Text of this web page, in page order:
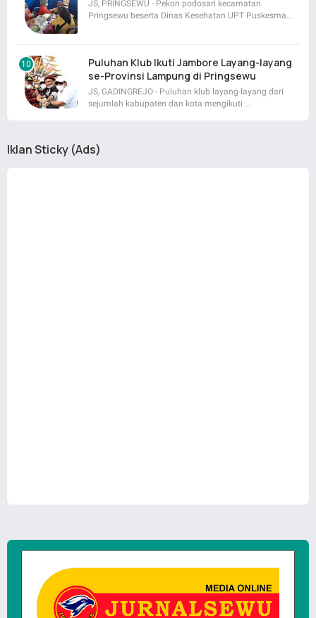
JS, PRINGSEWU - Pekon podosari kecamatan
Pringsewu beserta Dinas Kesehatan UPT Puskesma…
Puluhan Klub Ikuti Jambore Layang-layang
se-Provinsi Lampung di Pringsewu
JS, GADINGREJO - Puluhan klub layang-layang dari
sejumlah kabupaten dan kota mengikuti …
Iklan Sticky (Ads)